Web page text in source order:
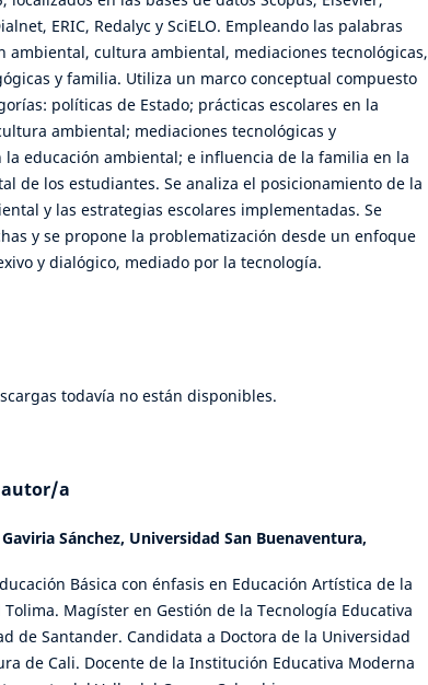
ERIC, Redalyc y SciELO. Empleando las palabras
ambiental, cultura ambiental, mediaciones tecnológicas,
y familia. Utiliza un marco conceptual compuesto
políticas de Estado; prácticas escolares en la
ambiental; mediaciones tecnológicas y
la educación ambiental; e influencia de la familia en la
de los estudiantes. Se analiza el posicionamiento de la
y las estrategias escolares implementadas. Se
y se propone la problematización desde un enfoque
y dialógico, mediado por la tecnología.
todavía no están disponibles.
autor/a
Sánchez, Universidad San Buenaventura,
Básica con énfasis en Educación Artística de la
Magíster en Gestión de la Tecnología Educativa
de Santander. Candidata a Doctora de la Universidad
de Cali. Docente de la Institución Educativa Moderna